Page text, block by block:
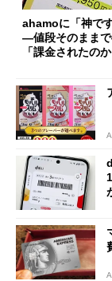
ahamoに「神で
―値段そのまま
「課金されたの